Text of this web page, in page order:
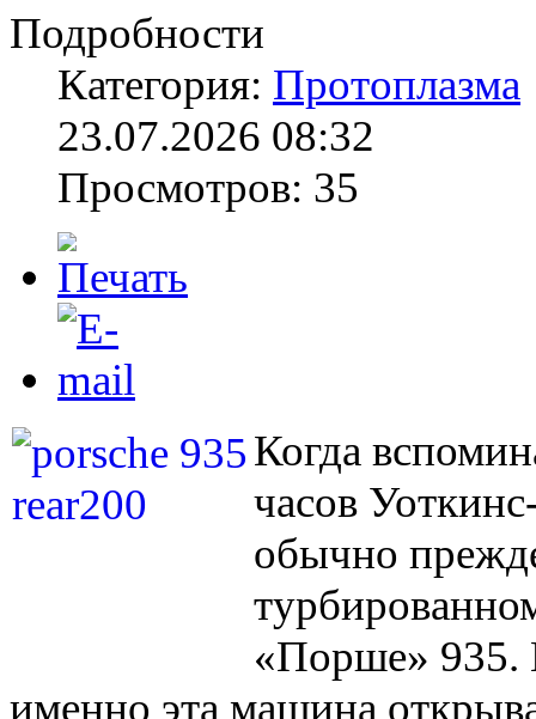
Подробности
Категория: Протоплазма
23.07.2026 08:32
Просмотров: 35
Когда
часов
обычно
«Порше» 935.
именно эта машина